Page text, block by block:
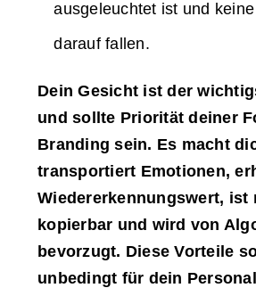
ausgeleuchtet ist und
darauf fallen.
Dein Gesicht ist der
und sollte Priorität deiner
Branding sein. Es macht
transportiert Emotionen,
Wiedererkennungswert, ist
kopierbar und wird von
bevorzugt. Diese Vorteile
unbedingt für dein